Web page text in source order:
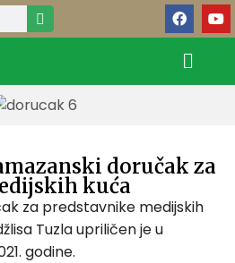
doručak za
kuća
za predstavnike medijskih
Tuzla upriličen je u
godine.